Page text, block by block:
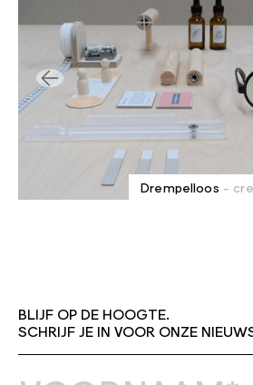
Drempelloos -
BLIJF OP DE HOOGTE.
SCHRIJF JE IN VOOR ONZE